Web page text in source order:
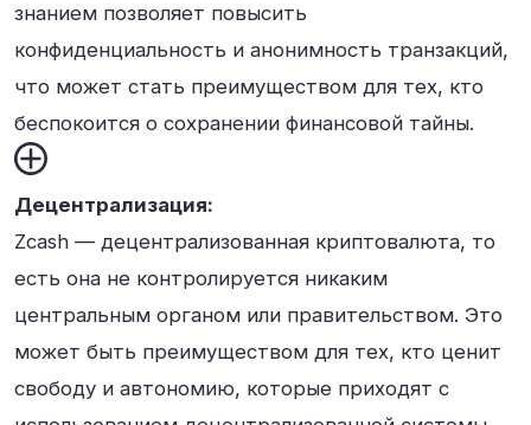
знанием позволяет повысить
конфиденциальность и анонимность транзакций,
что может стать преимуществом для тех, кто
беспокоится о сохранении финансовой тайны.
Децентрализация:
Zcash — децентрализованная криптовалюта, то
есть она не контролируется никаким
центральным органом или правительством. Это
может быть преимуществом для тех, кто ценит
свободу и автономию, которые приходят с